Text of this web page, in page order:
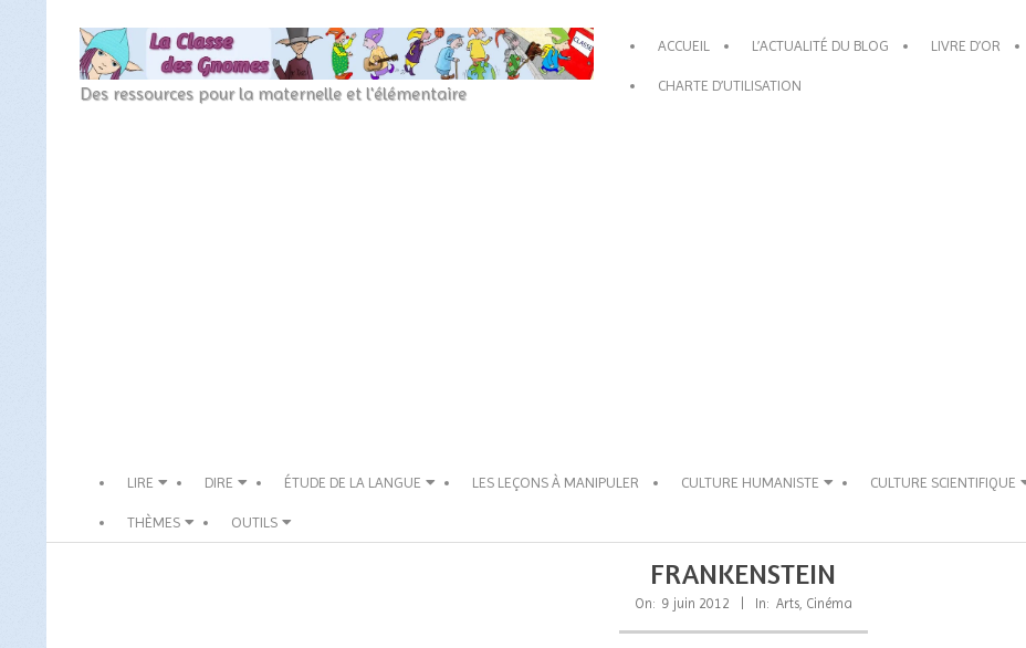
La
Des ressources pour la maternelle et l'élémentaire
Primary
Menu
ACCUEIL L’ACTUALITÉ DU BLOG LIVRE D’OR
CHARTE D’UTILISATION
LIRE DIRE ÉTUDE DE LA LANGUE LES LEÇONS À MANIPULER CULTURE HUMANISTE CULTURE SCIENTIFIQUE
THÈMES OUTILS
FRANKENSTEIN
On: 9 juin 2012 In: Arts, Cinéma